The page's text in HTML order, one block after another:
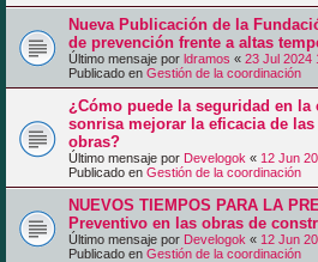
Nueva Publicación de la
de prevención frente a altas
Último mensaje por ldramos « 23 Jul 2024
Publicado en Gestión de la coordinación
¿Cómo puede la seguridad en
sonrisa mejorar la eficacia de
obras?
Último mensaje por Develogok « 12 Jun
Publicado en Gestión de la coordinación
NUEVOS TIEMPOS PARA LA
Preventivo en las obras de
Último mensaje por Develogok « 12 Jun
Publicado en Gestión de la coordinación